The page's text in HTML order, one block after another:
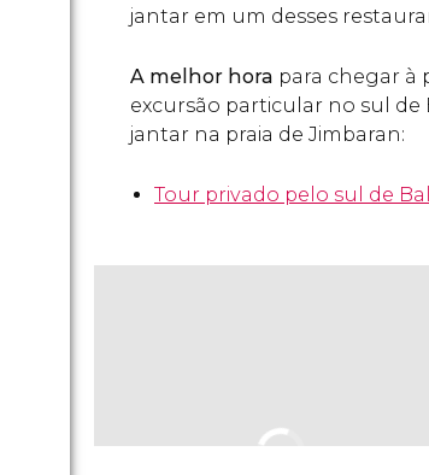
jantar em um desses
A melhor hora para chegar à
excursão particular no sul de
jantar na praia de Jimbaran:
Tour privado pelo sul de